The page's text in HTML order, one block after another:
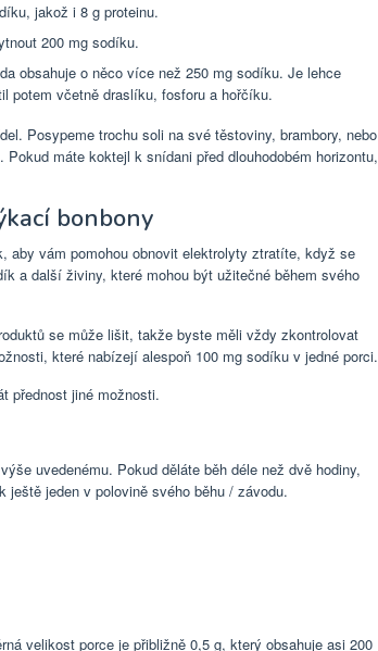
jakož i 8 g proteinu.
200 mg sodíku.
obsahuje o něco více než 250 mg sodíku. Je lehce
potem včetně draslíku, fosforu a hořčíku.
Posypeme trochu soli na své těstoviny, brambory, nebo
máte koktejl k snídani před dlouhodobém horizontu,
bonbony
aby vám pomohou obnovit elektrolyty ztratíte, když se
a další živiny, které mohou být užitečné během svého
se může lišit, takže byste měli vždy zkontrolovat
které nabízejí alespoň 100 mg sodíku v jedné porci.
přednost jiné možnosti.
uvedenému. Pokud děláte běh déle než dvě hodiny,
jeden v polovině svého běhu / závodu.
velikost porce je přibližně 0,5 g, který obsahuje asi 200